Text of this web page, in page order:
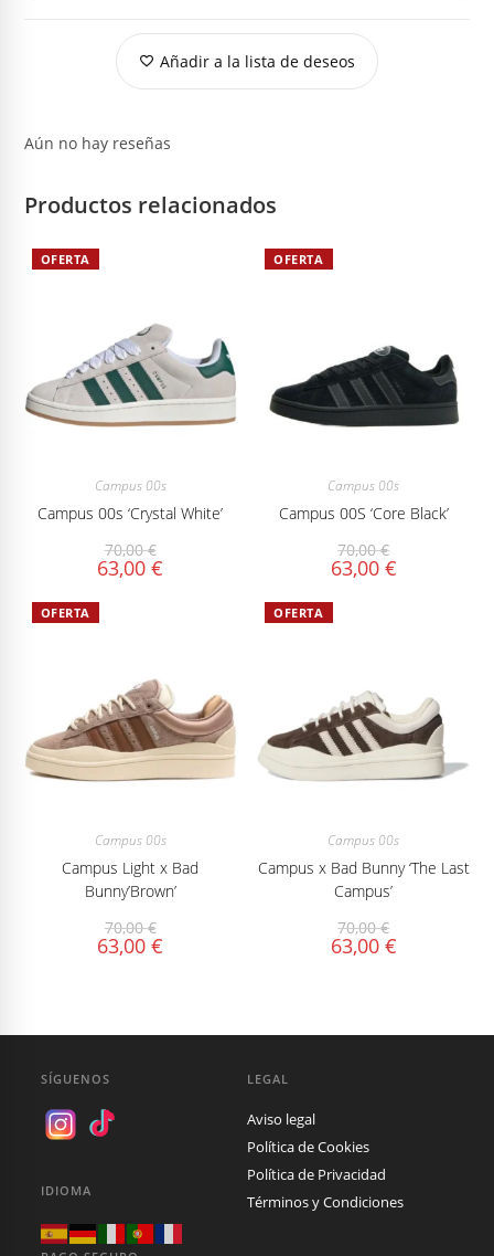
Añadir a la lista de deseos
Aún no hay reseñas
Productos relacionados
OFERTA
Campus 00s
Campus 00s ‘Crystal White’
70,00€
63,00€
OFERTA
Campus 00s
Campus 00S ‘Core Black’
70,00€
63,00 €
OFERTA
Campus 00s
Campus Light x Bad
Bunny’Brown’
70,00€
63,00€
OFERTA
Campus 00s
Campus x Bad Bunny ‘The Last
Campus’
70,00€
63,00 €
SÍGUENOS
IDIOMA
LEGAL
Aviso legal
Política de Cookies
Política de Privacidad
Términos y Condiciones